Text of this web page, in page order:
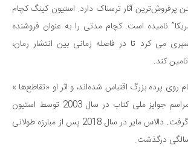
پرفروش‌ترین آثار ترسناک دارد. استیون کینگ کچام
نامیده است. کچام مدتی را به عنوان فروشنده
می کرد تا در فاصله زمانی بین انتشار رمان،
کند.
روی پرده بزرگ اقتباس شده‌اند، و اثر او «تقاطع‌ها »
در یک سخنرانی در مراسم جوایز ملی کتاب در سال 2003 توسط استیون
کینگ مورد اشاره قرار گرفت. دالاس مایر در سال 2018 پس از مبارزه طولانی